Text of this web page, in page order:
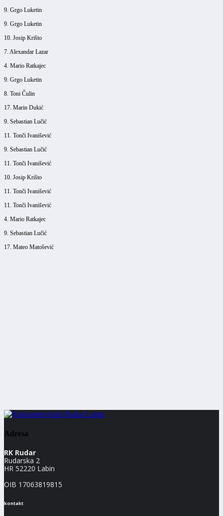
9. Grgo Luketin
9. Grgo Luketin
10. Josip Krišto
7. Alexandar Lazar
4. Mario Ratkajec
9. Grgo Luketin
8. Toni Čulin
17. Marin Dukić
9. Sebastian Lučić
11. Tonči Ivanišević
9. Sebastian Lučić
11. Tonči Ivanišević
10. Josip Krišto
11. Tonči Ivanišević
11. Tonči Ivanišević
4. Mario Ratkajec
9. Sebastian Lučić
17. Mateo Matošević
Adresa
RK Rudar
Rudarska 2
HR 52220 Labin
OIB 17063819815
kontakt